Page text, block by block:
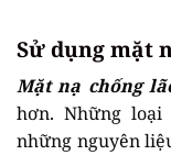
Sử dụng mặt
Mặt nạ chống
hơn. Những
những nguyên